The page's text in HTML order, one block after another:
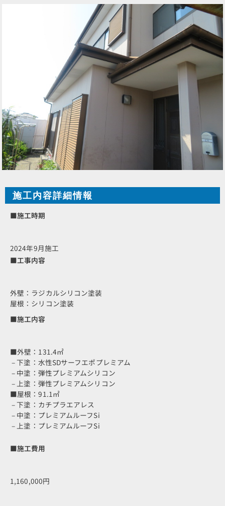
施工内容詳細情報
■施工時期
2024年9月施工
■工事内容
外壁：ラジカルシリコン塗装
屋根：シリコン塗装
■施工内容
■外壁：131.4㎡
– 下塗：水性SDサーフエポプレミアム
– 中塗：弾性プレミアムシリコン
– 上塗：弾性プレミアムシリコン
■屋根：91.1㎡
– 下塗：カチプラエアレス
– 中塗：プレミアムルーフSi
– 上塗：プレミアムルーフSi
■施工費用
1,160,000円